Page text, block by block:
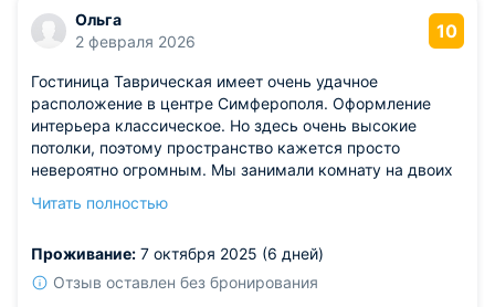
Ольга
2 февраля 2026
10
Гостиница Таврическая имеет очень удачное
расположение в центре Симферополя. Оформление
интерьера классическое. Но здесь очень высокие
потолки, поэтому пространство кажется просто
невероятно огромным. Мы занимали комнату на двоих
включая мебель, сантехнику, состояние техники. Очень
светом. Ванная комната продумана.
Читать полностью
Проживание: 7 октября 2025 (6 дней)
Отзыв оставлен без бронирования